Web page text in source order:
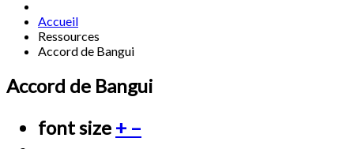
Accueil
Ressources
Accord de Bangui
Accord de Bangui
font size + –